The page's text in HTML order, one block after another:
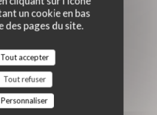
un cookie en bas
des pages du site.
Tout accepter
Tout refuser
Personnaliser